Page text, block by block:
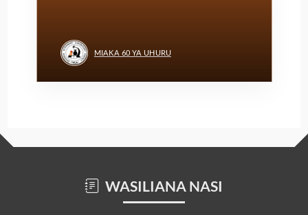
MIAKA 60 YA UHURU
WASILIANA NASI